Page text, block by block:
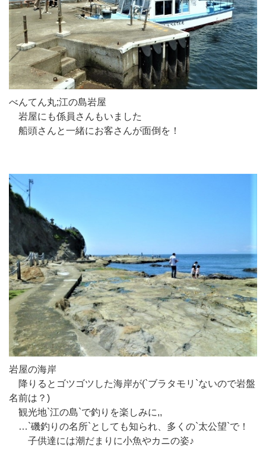
べんてん丸;江の島岩屋
岩屋にも係員さんもいました
船頭さんと一緒にお客さんが面倒を！
岩屋の海岸
降りるとゴツゴツした海岸が(`ブラタモリ`ないので岩盤
名前は？)
観光地`江の島`で釣りを楽しみに,,
…`磯釣りの名所`としても知られ、多くの`太公望`で！
子供達には潮だまりに小魚やカニの姿♪